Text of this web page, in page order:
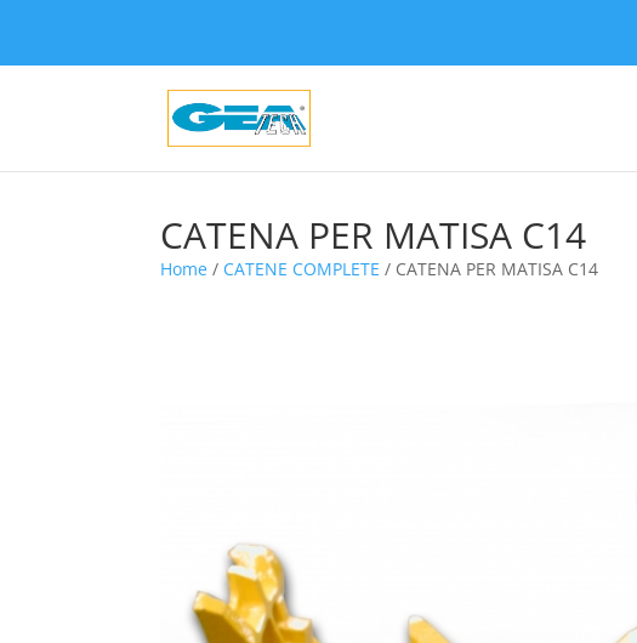
CATENA PER MATISA C14
Home / CATENE COMPLETE / CATENA PER MATISA C14